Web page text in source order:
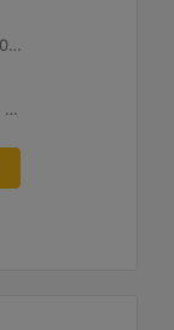
369 1.500 dev/dk.da lb-ft - 500 1.500 dev/dk.da Nm
UN ECE R96 Stage IIIA, Brazil MAR-1